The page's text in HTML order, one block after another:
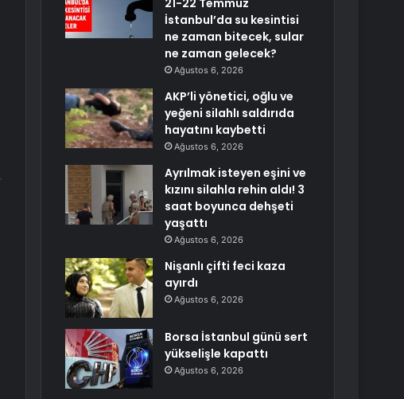
21-22 Temmuz
İstanbul’da su kesintisi
ne zaman bitecek, sular
ne zaman gelecek?
Ağustos 6, 2026
AKP’li yönetici, oğlu ve
yeğeni silahlı saldırıda
hayatını kaybetti
Ağustos 6, 2026
Ayrılmak isteyen eşini ve
kızını silahla rehin aldı! 3
saat boyunca dehşeti
yaşattı
Ağustos 6, 2026
Nişanlı çifti feci kaza
ayırdı
Ağustos 6, 2026
Borsa İstanbul günü sert
yükselişle kapattı
Ağustos 6, 2026